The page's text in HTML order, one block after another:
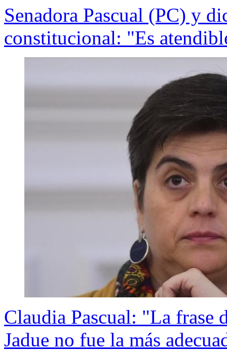
Senadora Pascual (PC) y
constitucional: "Es
Claudia Pascual: "La frase
Jadue no fue la más